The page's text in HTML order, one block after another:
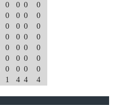
0 0 0
0
0 0 0
0
0 0 0
0
0 0 0
0
0 0 0
0
0 0 0
0
0 0 0
0
1 4 4 4